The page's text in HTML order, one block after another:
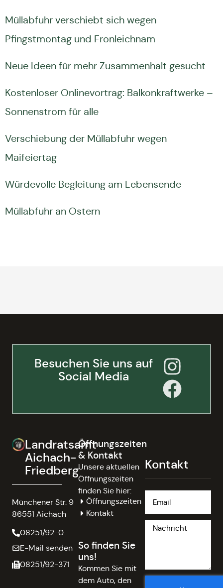
Müllabfuhr verschiebt sich wegen
Pfingstmontag und Fronleichnam
Neue Ideen für mehr Zusammenhalt gesucht
Kostenloser Onlinevortrag: Balkonkraftwerke –
Sonnenstrom für alle
Verschiebung der Müllabfuhr wegen
Maifeiertag
Würdevolle Begleitung am Lebensende
Müllabfuhr an Ostern
Besuchen Sie uns auf
Social Media
Landratsamt
Aichach-
Friedberg
Münchener Str. 9
86551 Aichach
08251/92-0
E-Mail senden
08251/92-371
Öffnungszeiten
& Kontakt
Unsere aktuellen
Öffnungszeiten
finden Sie hier:
Öffnungszeiten
Kontakt
So finden Sie
uns!
Kommen Sie mit
dem Auto, den
Kontakt